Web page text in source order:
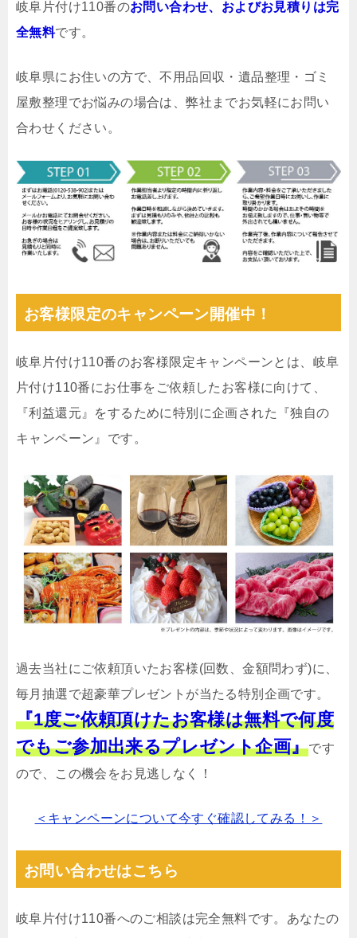
岐阜片付け110番のお問い合わせ、およびお見積りは完
全無料です。
岐阜県にお住いの方で、不用品回収・遺品整理・ゴミ
屋敷整理でお悩みの場合は、弊社までお気軽にお問い
合わせください。
お客様限定のキャンペーン開催中！
岐阜片付け110番のお客様限定キャンペーンとは、岐阜
片付け110番にお仕事をご依頼したお客様に向けて、
『利益還元』をするために特別に企画された『独自の
キャンペーン』です。
過去当社にご依頼頂いたお客様(回数、金額問わず)に、
毎月抽選で超豪華プレゼントが当たる特別企画です。
『1度ご依頼頂けたお客様は無料で何度
でもご参加出来るプレゼント企画』です
ので、この機会をお見逃しなく！
＜キャンペーンについて今すぐ確認してみる！＞
お問い合わせはこちら
岐阜片付け110番へのご相談は完全無料です。あなたの